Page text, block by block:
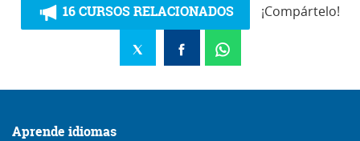
16 CURSOS RELACIONADOS ¡Compártelo!
Aprende idiomas